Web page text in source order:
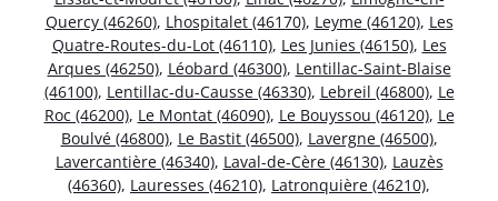
Quercy (46260), Lhospitalet (46170), Leyme (46120), Les
Quatre-Routes-du-Lot (46110), Les Junies (46150), Les
Arques (46250), Léobard (46300), Lentillac-Saint-Blaise
(46100), Lentillac-du-Causse (46330), Lebreil (46800), Le
Roc (46200), Le Montat (46090), Le Bouyssou (46120), Le
Boulvé (46800), Le Bastit (46500), Lavergne (46500),
Lavercantière (46340), Laval-de-Cère (46130), Lauzès
(46360), Lauresses (46210), Latronquière (46210),